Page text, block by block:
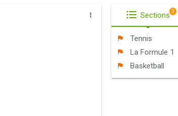
Sections 3
Tennis
La Formule 1
Basketball